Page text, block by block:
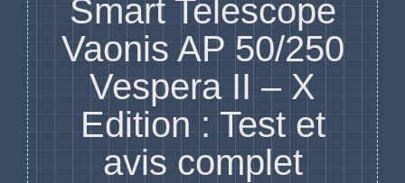
Smart Telescope
Vaonis AP 50/250
Vespera II – X
Edition : Test et
avis complet